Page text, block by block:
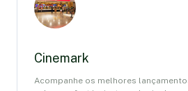
Cinemark
Acompanhe os melhores